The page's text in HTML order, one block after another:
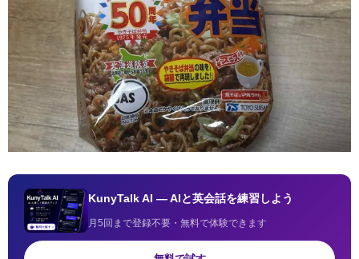
KunyTalk AI — AIと英会話を練習しよう
月5回まで登録不要・無料で体験できます